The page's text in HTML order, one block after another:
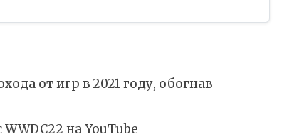
от игр в 2021 году, обогнав
на YouTube